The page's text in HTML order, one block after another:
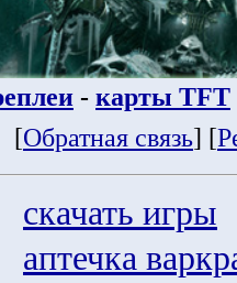
- карты TFT
[Обратная связь] [
скачать игры
аптечка